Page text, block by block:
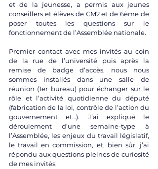
et de la jeunesse, a permis aux jeunes
conseillers et élèves de CM2 et de 6ème de
poser toutes les questions sur le
fonctionnement de l’Assemblée nationale.
Premier contact avec mes invités au coin
de la rue de l’université puis après la
remise de badge d’accès, nous nous
sommes installés dans une salle de
réunion (1er bureau) pour échanger sur le
rôle et l’activité quotidienne du député
(fabrication de la loi, contrôle de l’action du
gouvernement et…). J’ai expliqué le
déroulement d’une semaine-type à
l’Assemblée, les enjeux du travail législatif,
le travail en commission, et, bien sûr, j’ai
répondu aux questions pleines de curiosité
de mes invités.